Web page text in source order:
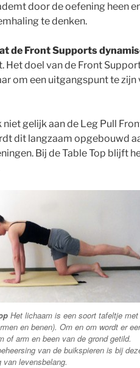
door de oefening heen
te denken.
de Front Supports
Het doel van de Front
om een uitgangspunt te
gelijk aan de Leg Pull
dit langzaam opgebouwd
Bij de Table Top blijft
Het lichaam is een soort tafeltje
en benen). Om en om wordt er
of arm en been van de grond getild.
van de buikspieren is bij
van levensbelang.